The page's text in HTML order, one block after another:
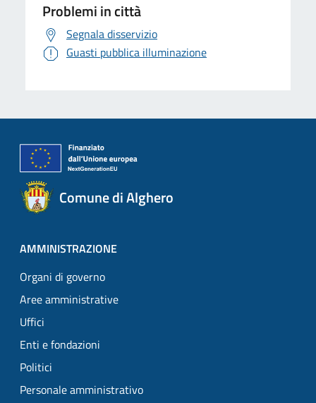
Problemi in città
Segnala disservizio
Guasti pubblica illuminazione
Comune di Alghero
AMMINISTRAZIONE
Organi di governo
Aree amministrative
Uffici
Enti e fondazioni
Politici
Personale amministrativo